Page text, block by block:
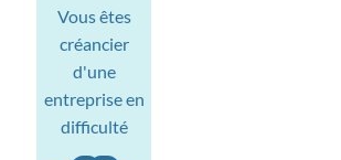
Vous êtes
créancier
d'une
entreprise en
difficulté